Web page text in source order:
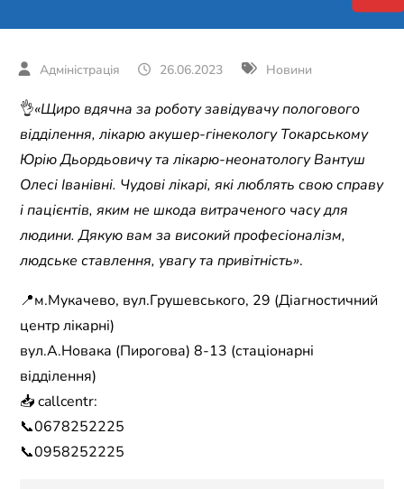
26.06.2023 Новини
👌«Щиро вдячна за роботу завідувачу пологового
відділення, лікарю акушер-гінекологу Токарському
Юрію Дьордьовичу та лікарю-неонатологу Вантуш
Олесі Іванівні. Чудові лікарі, які люблять свою справу
і пацієнтів, яким не шкода витраченого часу для
людини. Дякую вам за високий професіоналізм,
людське ставлення, увагу та привітність».
📍м.Мукачево, вул.Грушевського, 29 (Діагностичний
центр лікарні)
вул.А.Новака (Пирогова) 8-13 (стаціонарні
відділення)
📥 callcentr:
📞0678252225
📞0958252225